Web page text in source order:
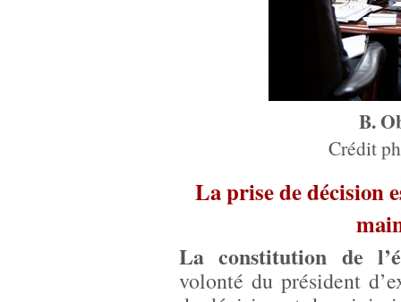
B.
Crédit
La prise de décision
La constitution de
volonté du président